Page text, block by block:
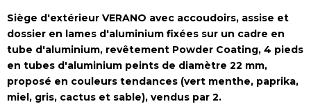
Siège d'extérieur VERANO avec accoudoirs, assise et
dossier en lames d'aluminium fixées sur un cadre en
tube d'aluminium, revêtement Powder Coating, 4 pieds
en tubes d'aluminium peints de diamètre 22 mm,
proposé en couleurs tendances (vert menthe, paprika,
miel, gris, cactus et sable), vendus par 2.